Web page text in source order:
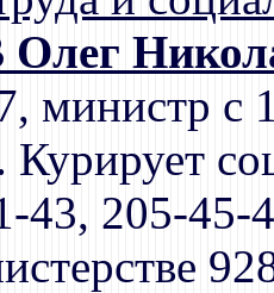
министр с
43, 205-45-